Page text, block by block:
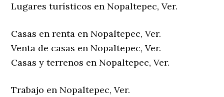
Lugares turísticos en Nopaltepec, Ver.
Casas en renta en Nopaltepec, Ver.
Venta de casas en Nopaltepec, Ver.
Casas y terrenos en Nopaltepec, Ver.
Trabajo en Nopaltepec, Ver.